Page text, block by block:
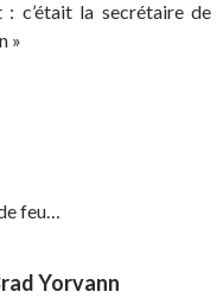
c’était la secrétaire de
»
feu…